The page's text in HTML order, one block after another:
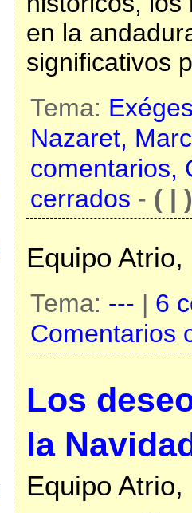
en la
significativos
Tema:
Nazaret,
comentarios,
cerrados - ( | )
Equipo
Tema: --- | 6
Comentarios
Los
la
Equipo